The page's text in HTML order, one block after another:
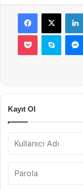
Facebook
X
Pocket Skype
Kayıt Ol